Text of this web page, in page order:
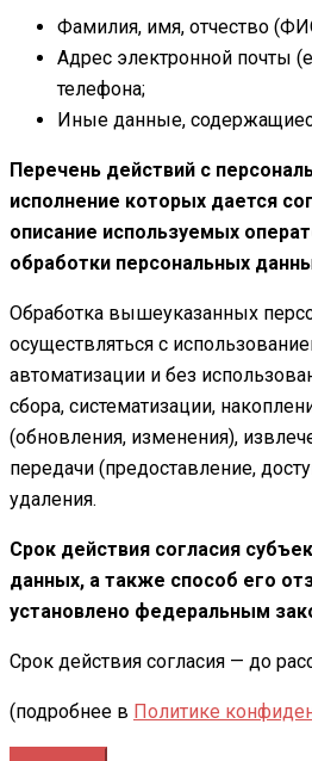
Фамилия, имя, отчество
Адрес электронной почты
телефона;
Иные данные,
Перечень действий с
исполнение которых дается
описание используемых
обработки персональных
Обработка вышеуказанных
осуществляться с
автоматизации и без
сбора, систематизации,
(обновления, изменения),
передачи (предоставление,
удаления.
Срок действия согласия
данных, а также способ его
установлено федеральным
Срок действия согласия — до
(подробнее в Политике